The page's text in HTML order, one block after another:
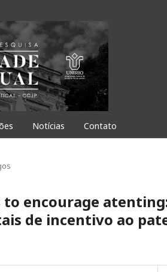
Notícias Contato
to encourage
de incentivo ao